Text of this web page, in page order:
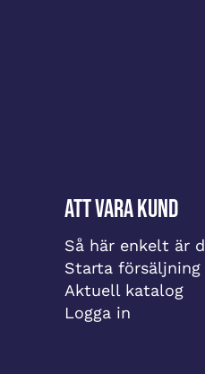
Att vara kund
Så här enkelt är
Starta försäljning
Aktuell katalog
Logga in